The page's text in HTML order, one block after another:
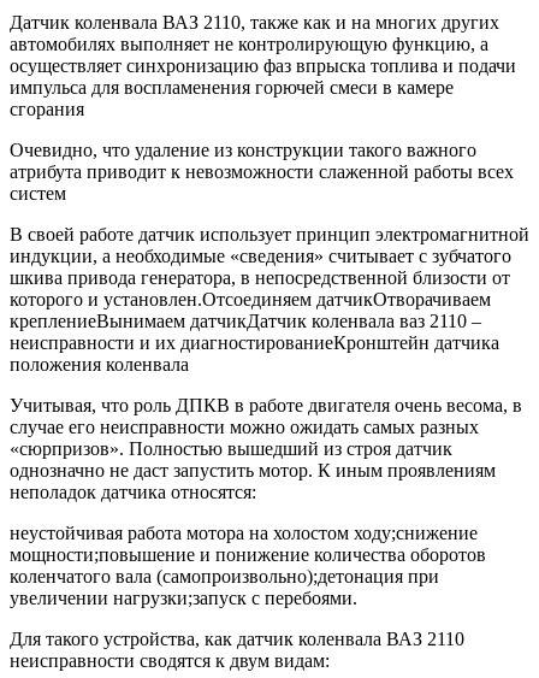
Датчик коленвала ВАЗ 2110, также как и на многих других
автомобилях выполняет не контролирующую функцию, а
осуществляет синхронизацию фаз впрыска топлива и подачи
импульса для воспламенения горючей смеси в камере
сгорания
Очевидно, что удаление из конструкции такого важного
атрибута приводит к невозможности слаженной работы всех
систем
В своей работе датчик использует принцип электромагнитной
индукции, а необходимые «сведения» считывает с зубчатого
шкива привода генератора, в непосредственной близости от
которого и установлен.Отсоединяем датчикОтворачиваем
креплениеВынимаем датчикДатчик коленвала ваз 2110 –
неисправности и их диагностированиеКронштейн датчика
положения коленвала
Учитывая, что роль ДПКВ в работе двигателя очень весома, в
случае его неисправности можно ожидать самых разных
«сюрпризов». Полностью вышедший из строя датчик
однозначно не даст запустить мотор. К иным проявлениям
неполадок датчика относятся:
неустойчивая работа мотора на холостом ходу;снижение
мощности;повышение и понижение количества оборотов
коленчатого вала (самопроизвольно);детонация при
увеличении нагрузки;запуск с перебоями.
Для такого устройства, как датчик коленвала ВАЗ 2110
неисправности сводятся к двум видам: